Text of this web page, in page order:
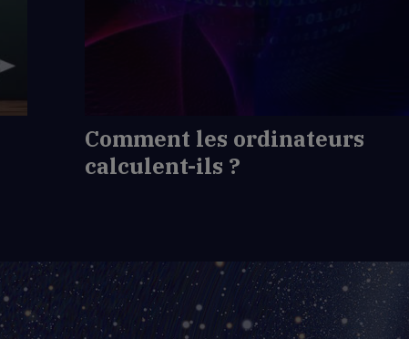
Comment les ordinateurs
calculent-ils ?